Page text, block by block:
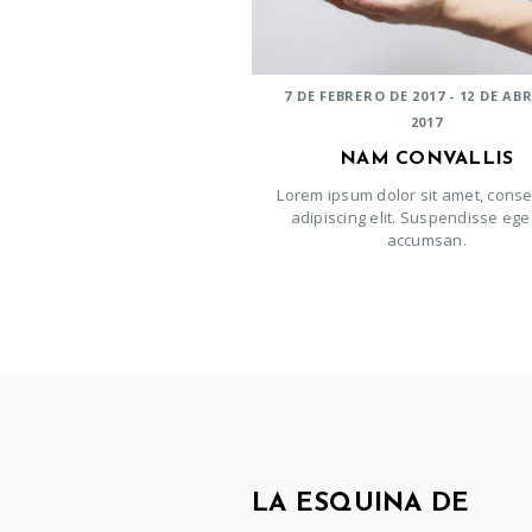
7 DE FEBRERO DE 2017 - 12 DE
2017
NAM CONVALLIS
Lorem ipsum dolor sit amet,
adipiscing elit. Suspendisse
accumsan.
LA ESQUINA DE